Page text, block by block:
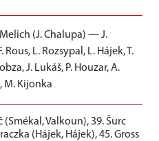
Melich (J. Chalupa) — J.
Rous, L. Rozsypal, L. Hájek, T.
J. Lukáš, P. Houzar, A.
M. Kijonka
(Smékal, Valkoun), 39. Šurc
(Hájek, Hájek), 45. Gross